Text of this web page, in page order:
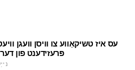
עס איז טשיקאַווע צו וויסן וועגן
פּרעזידענט פון